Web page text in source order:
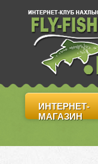
ИНТЕРНЕТ-
МАГАЗИН